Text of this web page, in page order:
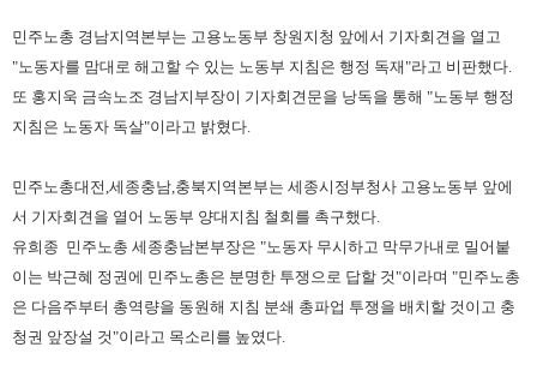
민주노총 경남지역본부는 고용노동부 창원지청 앞에서 기자회견을 열고
"노동자를 맘대로 해고할 수 있는 노동부 지침은 행정 독재"라고 비판했다.
또 홍지욱 금속노조 경남지부장이 기자회견문을 낭독을 통해 "노동부 행정
지침은 노동자 독살"이라고 밝혔다.
민주노총대전,세종충남,충북지역본부는 세종시정부청사 고용노동부 앞에
서 기자회견을 열어 노동부 양대지침 철회를 촉구했다.
유희종 민주노총 세종충남본부장은 "노동자 무시하고 막무가내로 밀어붙
이는 박근혜 정권에 민주노총은 분명한 투쟁으로 답할 것"이라며 "민주노총
은 다음주부터 총역량을 동원해 지침 분쇄 총파업 투쟁을 배치할 것이고 충
청권 앞장설 것"이라고 목소리를 높였다.